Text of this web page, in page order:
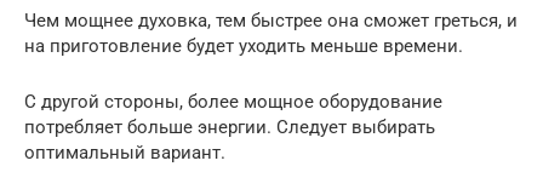
Чем мощнее духовка, тем быстрее она сможет греться, и
на приготовление будет уходить меньше времени.
С другой стороны, более мощное оборудование
потребляет больше энергии. Следует выбирать
оптимальный вариант.